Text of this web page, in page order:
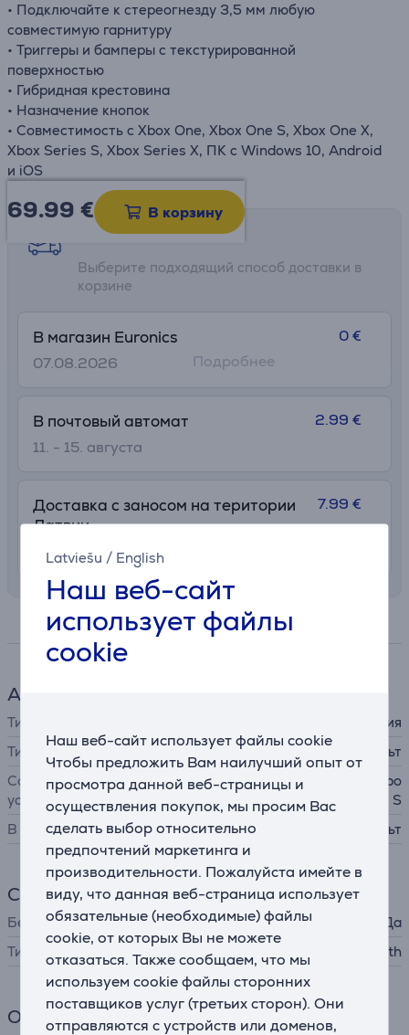
Latviešu / English
Наш веб-сайт
использует файлы
cookie
Наш веб-сайт использует файлы cookie
Чтобы предложить Вам наилучший опыт от
просмотра данной веб-страницы и
осуществления покупок, мы просим Вас
сделать выбор относительно
предпочтений маркетинга и
производительности. Пожалуйста имейте в
виду, что данная веб-страница использует
обязательные (необходимые) файлы
cookie, от которых Вы не можете
отказаться. Также сообщаем, что мы
используем cookie файлы сторонних
поставщиков услуг (третьих сторон). Они
отправляются с устройств или доменов,
• Подключайте к стереогнезду 3,5 мм любую
совместимую гарнитуру
• Триггеры и бамперы с текстурированной
поверхностью
• Гибридная крестовина
• Назначение кнопок
• Совместимость с Xbox One, Xbox One S, Xbox One X,
Xbox Series S, Xbox Series X, ПК с Windows 10, Android
и iOS
69.99 € В корзину
Возможности доставки
Выберите подходящий способ доставки в
корзине
В магазин Euronics
07.08.2026
0 €
Подробнее
В почтовый автомат
11. - 15. августа
2.99 €
Доставка с заносом на територии
Латвии
11. - 13. августа
7.99 €
Спецификация
Аксессуары для игр
Тип аксессуара
пульт управления
Тип пульта управления
пульт
Совместимость с
устройствами
Xbox One, Xbox Series X, Xbo
x Series S
В комплекте
пульт
Соединение
Беспроводная связь
Да
Тип штекера
3,5 мм, Bluetooth
Общий параметр